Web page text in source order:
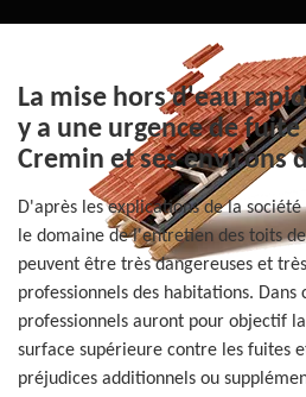
La mise hors d'eau
y a une urgence de
Cremin et ses environs
D'après les explications de la société
le domaine de l'entretien des toits
peuvent être très dangereuses et
professionnels des habitations. Dans
professionnels auront pour objectif
surface supérieure contre les fuites
préjudices additionnels ou